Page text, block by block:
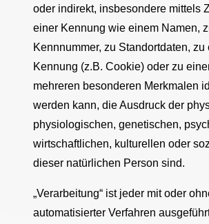
oder indirekt, insbesondere mittels
einer Kennung wie einem Namen,
Kennnummer, zu Standortdaten,
Kennung (z.B. Cookie) oder zu
mehreren besonderen Merkmalen
werden kann, die Ausdruck der
physiologischen, genetischen,
wirtschaftlichen, kulturellen oder
dieser natürlichen Person sind.
„Verarbeitung“ ist jeder mit oder
automatisierter Verfahren